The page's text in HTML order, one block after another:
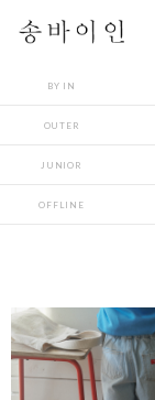
BY IN
OUTER
JUNIOR
OFFLINE